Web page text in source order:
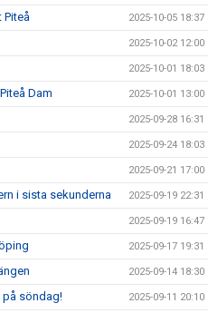
Piteå 2025-10-05 18:37
2025-10-02 12:00
2025-10-01 18:03
Dam 2025-10-01 13:00
2025-09-28 16:31
2025-09-24 18:03
2025-09-21 17:00
i sista sekunderna 2025-09-19 22:31
2025-09-19 16:47
2025-09-17 19:31
2025-09-14 18:30
på söndag! 2025-09-11 20:10